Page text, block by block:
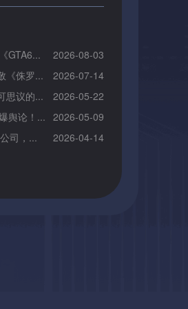
GTA6...
2026-08-03
《侏罗...
2026-07-14
思议的...
2026-05-22
舆论！... 2026-05-09
司，...
2026-04-14